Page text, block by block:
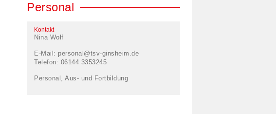
Personal
Kontakt
Nina Wolf
E-Mail: personal@tsv-ginsheim.de
Telefon: 06144 3353245
Personal, Aus- und Fortbildung